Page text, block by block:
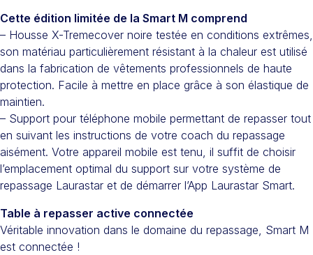
Cette édition limitée de la Smart M comprend
– Housse X-Tremecover noire testée en conditions extrêmes,
son matériau particulièrement résistant à la chaleur est utilisé
dans la fabrication de vêtements professionnels de haute
protection. Facile à mettre en place grâce à son élastique de
maintien.
– Support pour téléphone mobile permettant de repasser tout
en suivant les instructions de votre coach du repassage
aisément. Votre appareil mobile est tenu, il suffit de choisir
l’emplacement optimal du support sur votre système de
repassage Laurastar et de démarrer l’App Laurastar Smart.
Table à repasser active connectée
Véritable innovation dans le domaine du repassage, Smart M
est connectée !